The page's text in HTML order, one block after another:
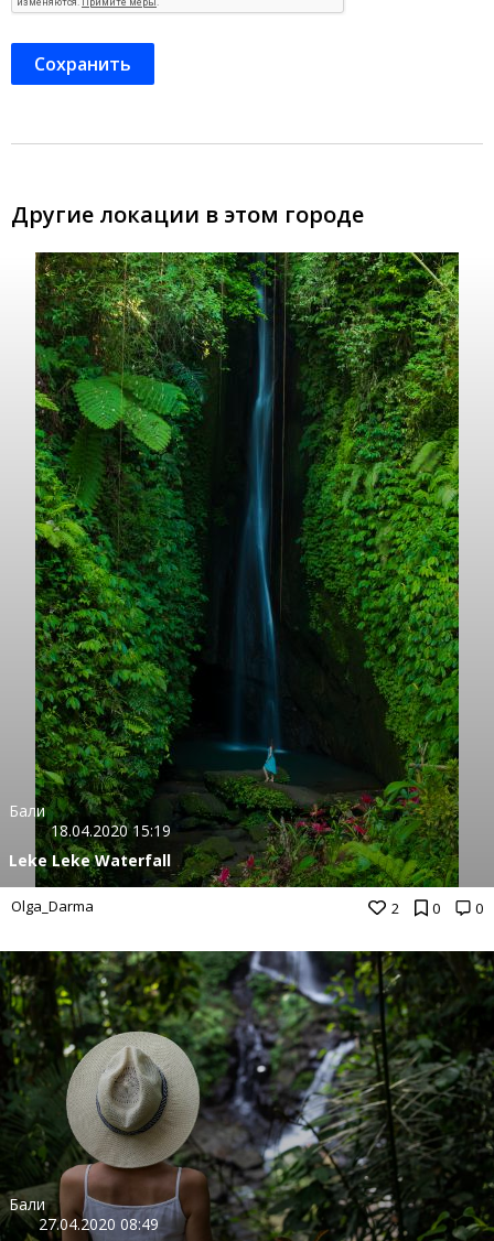
Другие локации в этом городе
2 0 0
Бали
18.04.2020 15:19
Leke Leke Waterfall
Olga_Darma
Бали
27.04.2020 08:49